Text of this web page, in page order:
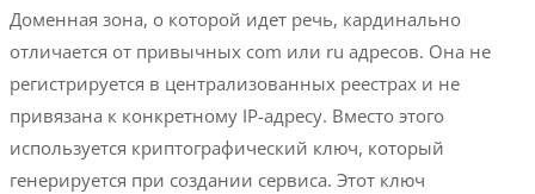
Доменная зона, о которой идет речь, кардинально
отличается от привычных com или ru адресов. Она не
регистрируется в централизованных реестрах и не
привязана к конкретному IP-адресу. Вместо этого
используется криптографический ключ, который
генерируется при создании сервиса. Этот ключ